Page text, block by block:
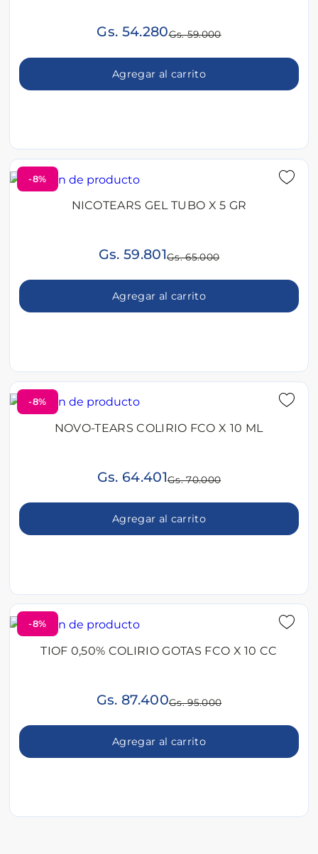
Gs. 54.280Gs. 59.000
Agregar al carrito
-8%
NICOTEARS GEL TUBO X 5 GR
Gs. 59.801Gs. 65.000
Agregar al carrito
-8%
NOVO-TEARS COLIRIO FCO X 10 ML
Gs. 64.401Gs. 70.000
Agregar al carrito
-8%
TIOF 0,50% COLIRIO GOTAS FCO X 10 CC
Gs. 87.400Gs. 95.000
Agregar al carrito